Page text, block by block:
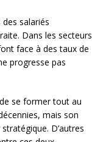
salariés
Dans les secteurs
face à des taux de
progresse pas
se former tout au
mais son
D’autres